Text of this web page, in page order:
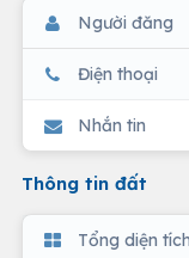
Người đăng
Điện thoại
Nhắn tin
Thông tin đất
Tổng diện tích